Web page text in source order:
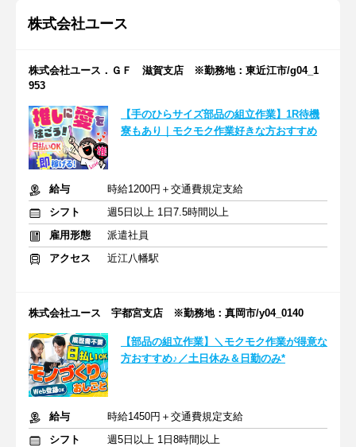
株式会社ユース
株式会社ユース．ＧＦ 滋賀支店 ※勤務地：東近江市/g04_1
953
【手のひらサイズ部品の組立作業】1R待機
寮もあり｜モクモク作業好きな方おすすめ
給与
時給1200円＋交通費規定支給
シフト
週5日以上 1日7.5時間以上
雇用形態
派遣社員
アクセス
近江八幡駅
株式会社ユース 宇都宮支店 ※勤務地：真岡市/y04_0140
【部品の組立作業】＼モクモク作業が得意な
方おすすめ♪／土日休み＆日勤のみ*
給与
時給1450円＋交通費規定支給
シフト
週5日以上 1日8時間以上